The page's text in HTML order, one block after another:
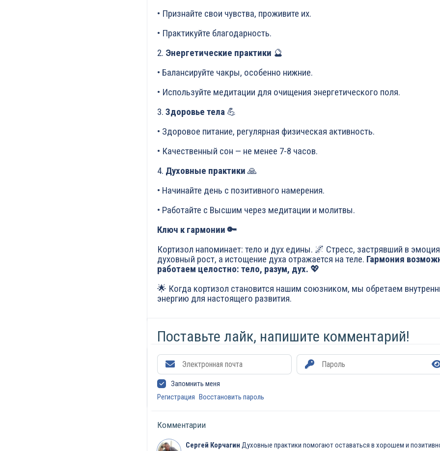
• Признайте свои чувства, проживите их.
• Практикуйте благодарность.
2. Энергетические практики 🔮
• Балансируйте чакры, особенно нижние.
• Используйте медитации для очищения энергетического поля.
3.Здоровье тела 💪
• Здоровое питание, регулярная физическая активность.
• Качественный сон — не менее 7-8 часов.
4. Духовные практики 🙏
• Начинайте день с позитивного намерения.
• Работайте с Высшим через медитации и молитвы.
Ключ к гармонии 🔑
Кортизол напоминает: тело и дух едины. 🌌 Стресс, застрявший в
духовный рост, а истощение духа отражается на теле. Гармония
работаем целостно: тело, разум, дух. 💖
🌟 Когда кортизол становится нашим союзником, мы обретаем
энергию для настоящего развития.
Поставьте лайк, напишите комментарий!
Запомнить меня
Регистрация Восстановить пароль
Комментарии
Сергей Корчагин Духовные практики помогают оставаться в хорошем и